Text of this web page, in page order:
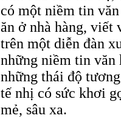
có một niềm tin
ăn ở nhà hàng, viết
trên một diễn đàn
những niềm tin văn
những thái độ
tế nhị có sức khơi
mẻ, sâu xa.